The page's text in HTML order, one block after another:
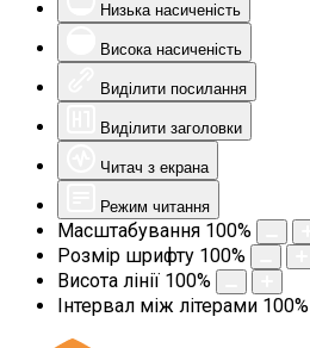
Низька насиченість
Висока насиченість
Виділити посилання
Виділити заголовки
Читач з екрана
Режим читання
Масштабування 100%
Розмір шрифту 100%
Висота лінії 100%
Інтервал між літерами 100%